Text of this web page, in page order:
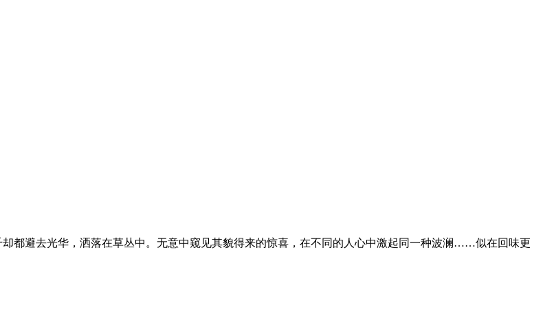
都避去光华，洒落在草丛中。无意中窥见其貌得来的惊喜，在不同的人心中激起同一种波澜……似在回味更